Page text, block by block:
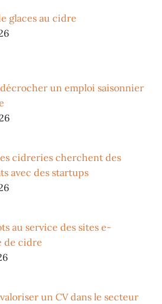
glaces au cidre
un emploi saisonnier
cidreries cherchent des
avec des startups
au service des sites e-
de cidre
un CV dans le secteur